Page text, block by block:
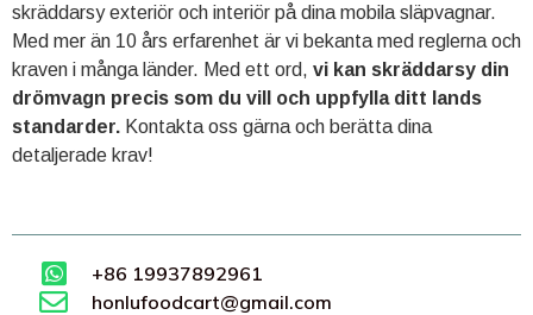
skräddarsy exteriör och interiör på dina mobila släpvagnar.
Med mer än 10 års erfarenhet är vi bekanta med reglerna och
kraven i många länder. Med ett ord, vi kan skräddarsy din
drömvagn precis som du vill och uppfylla ditt lands
standarder. Kontakta oss gärna och berätta dina
detaljerade krav!
+86 19937892961
honlufoodcart@gmail.com